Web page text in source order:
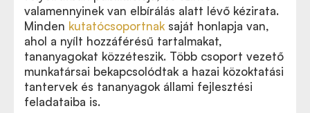
valamennyinek van elbírálás alatt lévő kézirata.
Minden kutatócsoportnak saját honlapja van,
ahol a nyílt hozzáférésű tartalmakat,
tananyagokat közzéteszik. Több csoport vezető
munkatársai bekapcsolódtak a hazai közoktatási
tantervek és tananyagok állami fejlesztési
feladataiba is.